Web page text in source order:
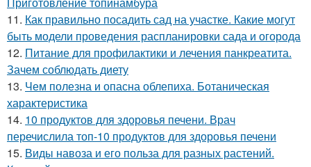
11. Как правильно посадить сад на участке. Какие могут
быть модели проведения распланировки сада и огорода
12. Питание для профилактики и лечения панкреатита.
Зачем соблюдать диету
13. Чем полезна и опасна облепиха. Ботаническая
характеристика
14. 10 продуктов для здоровья печени. Врач
перечислила топ-10 продуктов для здоровья печени
15. Виды навоза и его польза для разных растений.